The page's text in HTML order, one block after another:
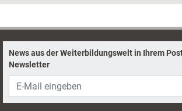
aufgepeppt werden
News aus der Weiterbildungswelt in Ihrem
Newsletter